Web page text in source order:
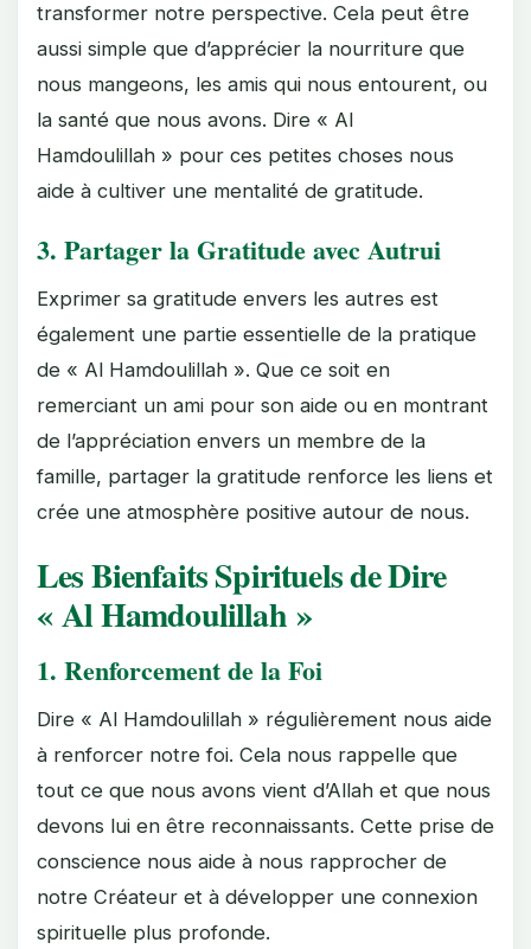
transformer notre perspective. Cela peut être
aussi simple que d’apprécier la nourriture que
nous mangeons, les amis qui nous entourent, ou
la santé que nous avons. Dire « Al
Hamdoulillah » pour ces petites choses nous
aide à cultiver une mentalité de gratitude.
3. Partager la Gratitude avec Autrui
Exprimer sa gratitude envers les autres est
également une partie essentielle de la pratique
de « Al Hamdoulillah ». Que ce soit en
remerciant un ami pour son aide ou en montrant
de l’appréciation envers un membre de la
famille, partager la gratitude renforce les liens et
crée une atmosphère positive autour de nous.
Les Bienfaits Spirituels de Dire
« Al Hamdoulillah »
1. Renforcement de la Foi
Dire « Al Hamdoulillah » régulièrement nous aide
à renforcer notre foi. Cela nous rappelle que
tout ce que nous avons vient d’Allah et que nous
devons lui en être reconnaissants. Cette prise de
conscience nous aide à nous rapprocher de
notre Créateur et à développer une connexion
spirituelle plus profonde.